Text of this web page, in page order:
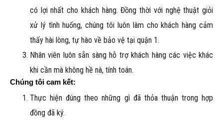
có lợi nhất cho khách hàng. Đồng thời với nghệ thuật giỏi
xử lý tình huống, chúng tôi luôn làm cho khách hàng cảm
thấy hài lòng, tự hào về bảo vệ tại quận 1.
Nhân viên luôn sẵn sàng hỗ trợ khách hàng các việc khác
khi cần mà không hề nà, tính toán.
Chúng tôi cam kết:
Thực hiện đúng theo những gì đã thỏa thuận trong hợp
đồng đã ký.